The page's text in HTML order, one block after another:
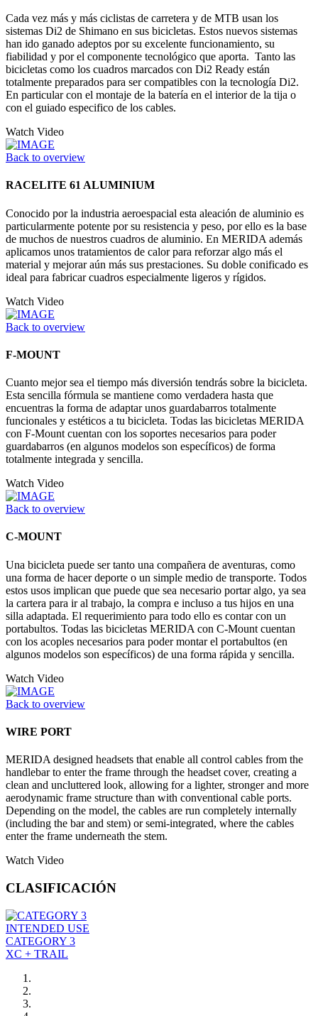
Cada vez más y más ciclistas de carretera y de MTB usan los
sistemas Di2 de Shimano en sus bicicletas. Estos nuevos sistemas
han ido ganado adeptos por su excelente funcionamiento, su
fiabilidad y por el componente tecnológico que aporta. Tanto las
bicicletas como los cuadros marcados con Di2 Ready están
totalmente preparados para ser compatibles con la tecnología Di2.
En particular con el montaje de la batería en el interior de la tija o
con el guiado especifico de los cables.
Watch Video
Back to overview
RACELITE 61 ALUMINIUM
Conocido por la industria aeroespacial esta aleación de aluminio es
particularmente potente por su resistencia y peso, por ello es la base
de muchos de nuestros cuadros de aluminio. En MERIDA además
aplicamos unos tratamientos de calor para reforzar algo más el
material y mejorar aún más sus prestaciones. Su doble conificado es
ideal para fabricar cuadros especialmente ligeros y rígidos.
Watch Video
Back to overview
F-MOUNT
Cuanto mejor sea el tiempo más diversión tendrás sobre la bicicleta.
Esta sencilla fórmula se mantiene como verdadera hasta que
encuentras la forma de adaptar unos guardabarros totalmente
funcionales y estéticos a tu bicicleta. Todas las bicicletas MERIDA
con F-Mount cuentan con los soportes necesarios para poder
guardabarros (en algunos modelos son específicos) de forma
totalmente integrada y sencilla.
Watch Video
Back to overview
C-MOUNT
Una bicicleta puede ser tanto una compañera de aventuras, como
una forma de hacer deporte o un simple medio de transporte. Todos
estos usos implican que puede que sea necesario portar algo, ya sea
la cartera para ir al trabajo, la compra e incluso a tus hijos en una
silla adaptada. El requerimiento para todo ello es contar con un
portabultos. Todas las bicicletas MERIDA con C-Mount cuentan
con los acoples necesarios para poder montar el portabultos (en
algunos modelos son específicos) de una forma rápida y sencilla.
Watch Video
Back to overview
WIRE PORT
MERIDA designed headsets that enable all control cables from the
handlebar to enter the frame through the headset cover, creating a
clean and uncluttered look, allowing for a lighter, stronger and more
aerodynamic frame structure than with conventional cable ports.
Depending on the model, the cables are run completely internally
(including the bar and stem) or semi-integrated, where the cables
enter the frame underneath the stem.
Watch Video
CLASIFICACIÓN
INTENDED USE
CATEGORY 3
XC + TRAIL